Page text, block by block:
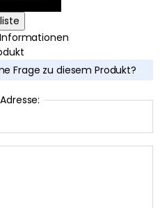
Informationen
Frage zu diesem Produkt?